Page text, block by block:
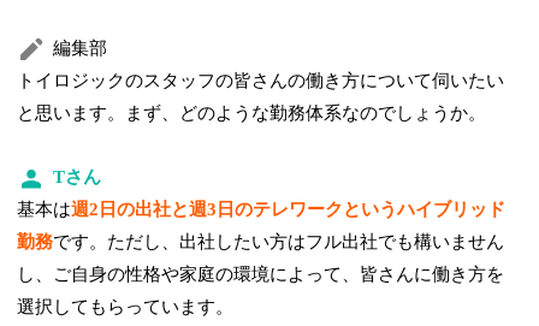
編集部
トイロジックのスタッフの皆さんの働き方について伺いたい
と思います。まず、どのような勤務体系なのでしょうか。
Tさん
基本は週2日の出社と週3日のテレワークというハイブリッド
勤務です。ただし、出社したい方はフル出社でも構いません
し、ご自身の性格や家庭の環境によって、皆さんに働き方を
選択してもらっています。